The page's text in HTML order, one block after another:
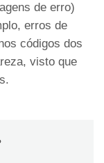
de erro)
erros de
códigos dos
visto que